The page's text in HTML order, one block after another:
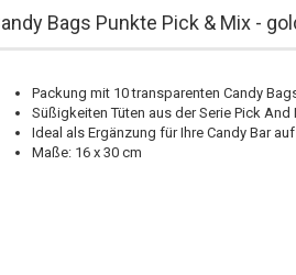
Bags Punkte Pick & Mix -
Packung mit 10 transparenten Candy
Süßigkeiten Tüten aus der Serie Pick And
Ideal als Ergänzung für Ihre Candy Bar
Maße: 16 x 30 cm